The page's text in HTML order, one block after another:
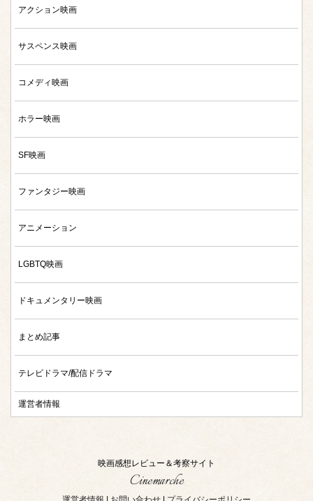
アクション映画
サスペンス映画
コメディ映画
ホラー映画
SF映画
ファンタジー映画
アニメーション
LGBTQ映画
ドキュメンタリー映画
まとめ記事
テレビドラマ/配信ドラマ
運営者情報
映画感想レビュー＆考察サイト
Cinemarche